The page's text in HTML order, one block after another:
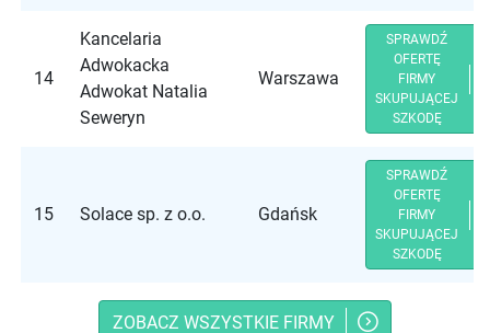
14
Kancelaria
Adwokacka
Adwokat Natalia
Seweryn
Warszawa
SPRAWDŹ
OFERTĘ
FIRMY
SKUPUJĄCEJ
SZKODĘ
15 Solace sp. z o.o. Gdańsk
SPRAWDŹ
OFERTĘ
FIRMY
SKUPUJĄCEJ
SZKODĘ
ZOBACZ WSZYSTKIE FIRMY